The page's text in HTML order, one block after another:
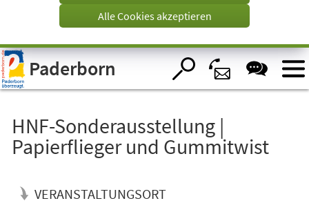
Visuelle
Assistenzsoftware
öffnen.
Alle Cookies akzeptieren
Paderborn
HNF-Sonderausstellung |
Papierflieger und Gummitwist
VERANSTALTUNGSORT